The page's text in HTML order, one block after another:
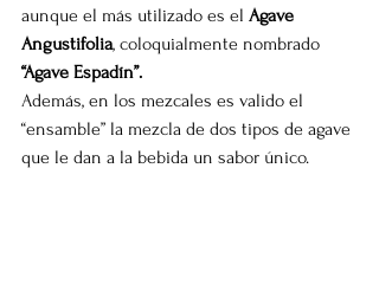
aunque el más utilizado es el Agave
Angustifolia, coloquialmente nombrado
“Agave Espadín”.
Además, en los mezcales es valido el
“ensamble” la mezcla de dos tipos de agave
que le dan a la bebida un sabor único.